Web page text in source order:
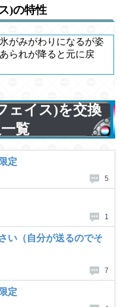
)の特性
がみがわりになるが姿
られが降ると元に戻
ェイス)を交換
覧